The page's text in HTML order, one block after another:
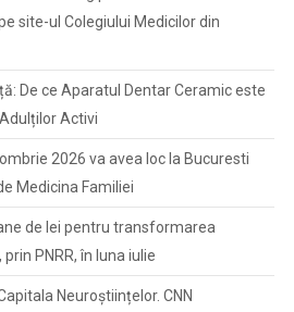
site-ul Colegiului Medicilor din
De ce Aparatul Dentar Ceramic este
Activi
2026 va avea loc la Bucuresti
Medicina Familiei
de lei pentru transformarea
PNRR, în luna iulie
Neuroștiințelor. CNN